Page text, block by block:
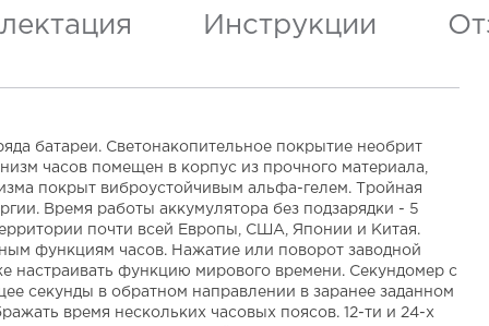
Инструкции
батареи. Светонакопительное покрытие необрит
часов помещен в корпус из прочного материала,
покрыт виброустойчивым альфа-гелем. Тройная
Время работы аккумулятора без подзарядки - 5
почти всей Европы, США, Японии и Китая.
функциям часов. Нажатие или поворот заводной
настраивать функцию мирового времени. Секундомер с
секунды в обратном направлении в заранее заданном
время нескольких часовых поясов. 12-ти и 24-х